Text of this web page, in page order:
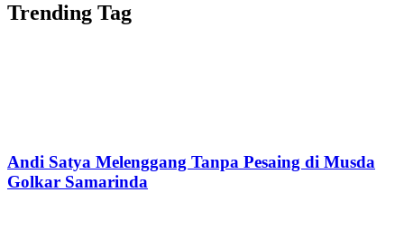
Trending Tag
Andi Satya Melenggang Tanpa Pesaing di Musda
Golkar Samarinda